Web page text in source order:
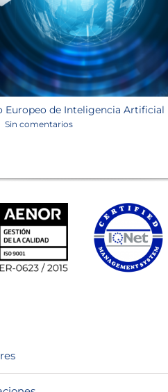
Europeo de Inteligencia Artificial
Sin comentarios